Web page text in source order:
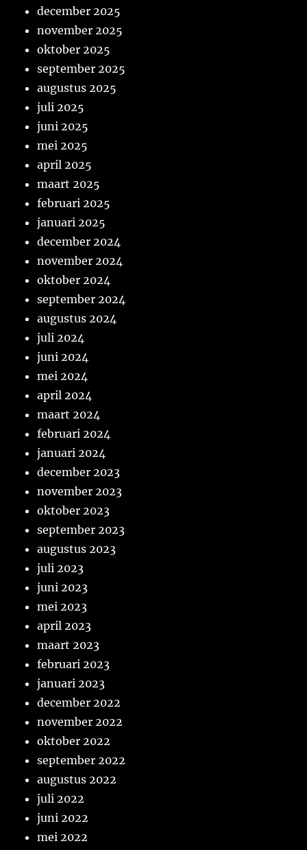
december 2025
november 2025
oktober 2025
september 2025
augustus 2025
juli 2025
juni 2025
mei 2025
april 2025
maart 2025
februari 2025
januari 2025
december 2024
november 2024
oktober 2024
september 2024
augustus 2024
juli 2024
juni 2024
mei 2024
april 2024
maart 2024
februari 2024
januari 2024
december 2023
november 2023
oktober 2023
september 2023
augustus 2023
juli 2023
juni 2023
mei 2023
april 2023
maart 2023
februari 2023
januari 2023
december 2022
november 2022
oktober 2022
september 2022
augustus 2022
juli 2022
juni 2022
mei 2022